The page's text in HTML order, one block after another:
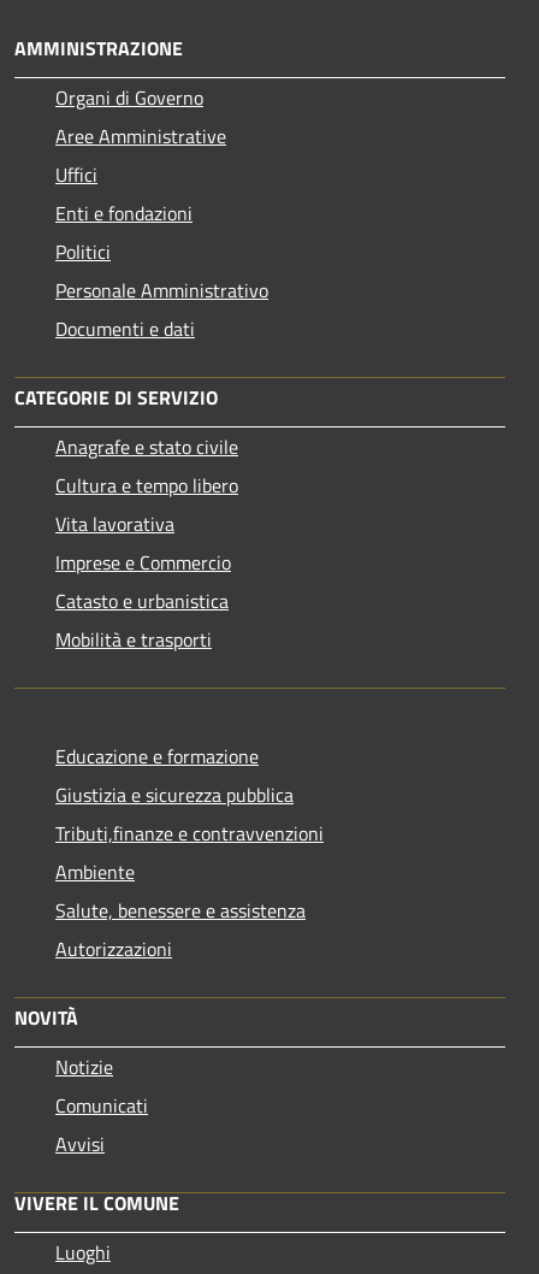
AMMINISTRAZIONE
Organi di Governo
Aree Amministrative
Uffici
Enti e fondazioni
Politici
Personale Amministrativo
Documenti e dati
CATEGORIE DI SERVIZIO
Anagrafe e stato civile
Cultura e tempo libero
Vita lavorativa
Imprese e Commercio
Catasto e urbanistica
Mobilità e trasporti
Educazione e formazione
Giustizia e sicurezza pubblica
Tributi,finanze e contravvenzioni
Ambiente
Salute, benessere e assistenza
Autorizzazioni
NOVITÀ
Notizie
Comunicati
Avvisi
VIVERE IL COMUNE
Luoghi